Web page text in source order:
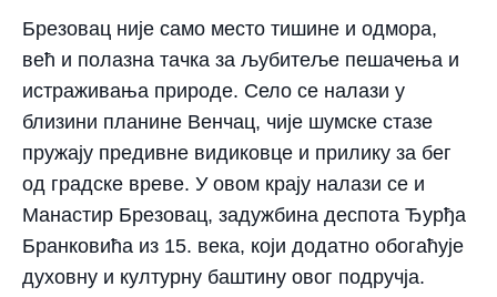
Брезовац није само место тишине и одмора,
већ и полазна тачка за љубитеље пешачења и
истраживања природе. Село се налази у
близини планине Венчац, чије шумске стазе
пружају предивне видиковце и прилику за бег
од градске вреве. У овом крају налази се и
Манастир Брезовац, задужбина деспота Ђурђа
Бранковића из 15. века, који додатно обогаћује
духовну и културну баштину овог подручја.